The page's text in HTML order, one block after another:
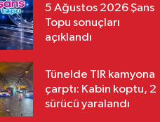
5 Ağustos 2026 Şans
Topu sonuçları
açıklandı
Tünelde TIR kamyona
çarptı: Kabin koptu, 2
sürücü yaralandı